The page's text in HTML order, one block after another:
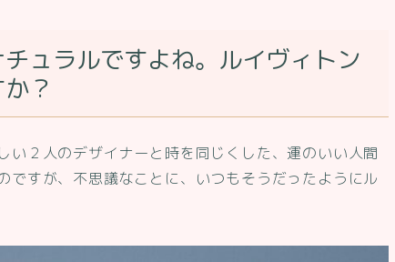
ュラルですよね。ルイヴィトン
？
い２人のデザイナーと時を同じくした、運のいい人間
ですが、不思議なことに、いつもそうだったようにル